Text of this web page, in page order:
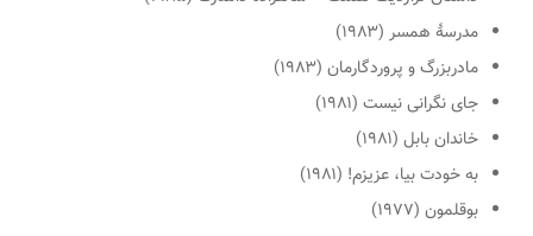
مدرسهٔ همسر (۱۹۸۳)
مادربزرگ و پروردگارمان (۱۹۸۳)
جای نگرانی نیست (۱۹۸۱)
خاندان بابل (۱۹۸۱)
به خودت بیا، عزیزم! (۱۹۸۱)
بوقلمون (۱۹۷۷)